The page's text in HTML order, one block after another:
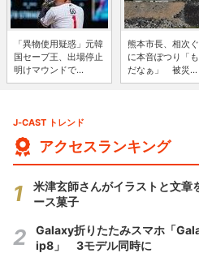
「異物使用疑惑」元韓
国セーブ王、出場停止
明けマウンドで...
熊本市長、相次
に本音ぽつり「
だなぁ」 被災...
J-CAST トレンド
アクセスランキング
米津玄師さんがイラストと文章
ース菓子
Galaxy折りたたみスマホ「
ip8」 3モデル同時に